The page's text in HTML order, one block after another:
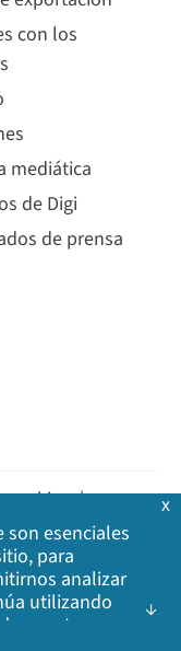
con los
mediática
de Digi
de prensa
cookies |
los derechos
esenciales
para
analizar
utilizando
nuestras
x